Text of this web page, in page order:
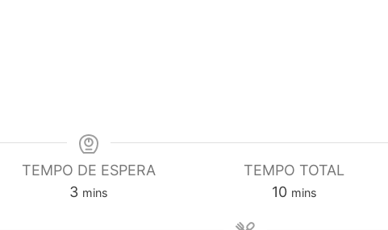
TEMPO DE ESPERA
3minutes
mins
TEMPO TOTAL
10minutes
mins